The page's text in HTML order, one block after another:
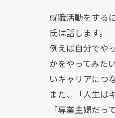
就職活動をする
氏は話します。
例えば自分でや
かをやってみた
いキャリアにつ
また、「人生は
「専業主婦だ